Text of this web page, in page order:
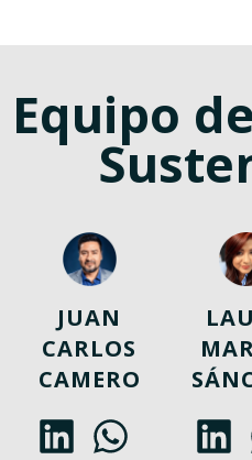
Equipo
JUAN
CARLOS
CAMERO